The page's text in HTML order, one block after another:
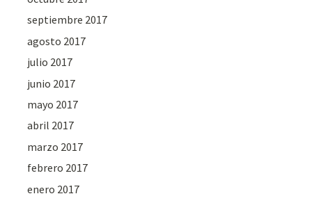
septiembre 2017
agosto 2017
julio 2017
junio 2017
mayo 2017
abril 2017
marzo 2017
febrero 2017
enero 2017